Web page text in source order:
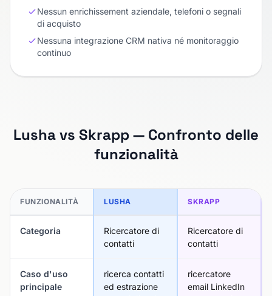
Nessun enrichissement aziendale, telefoni o segnali
di acquisto
Nessuna integrazione CRM nativa né monitoraggio
continuo
Lusha vs Skrapp — Confronto delle
funzionalità
FUNZIONALITÀ LUSHA SKRAPP
Categoria
Ricercatore di
contatti
Ricercatore di
contatti
Caso d'uso
principale
ricerca contatti
ed estrazione
ricercatore
email LinkedIn